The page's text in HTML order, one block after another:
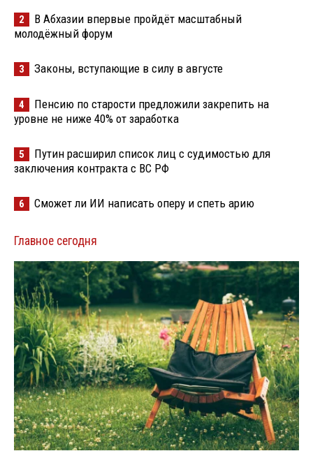
2
В Абхазии впервые пройдёт масштабный
молодёжный форум
3 Законы, вступающие в силу в августе
4
Пенсию по старости предложили закрепить на
уровне не ниже 40% от заработка
5
Путин расширил список лиц с судимостью для
заключения контракта с ВС РФ
6 Сможет ли ИИ написать оперу и спеть арию
Главное сегодня